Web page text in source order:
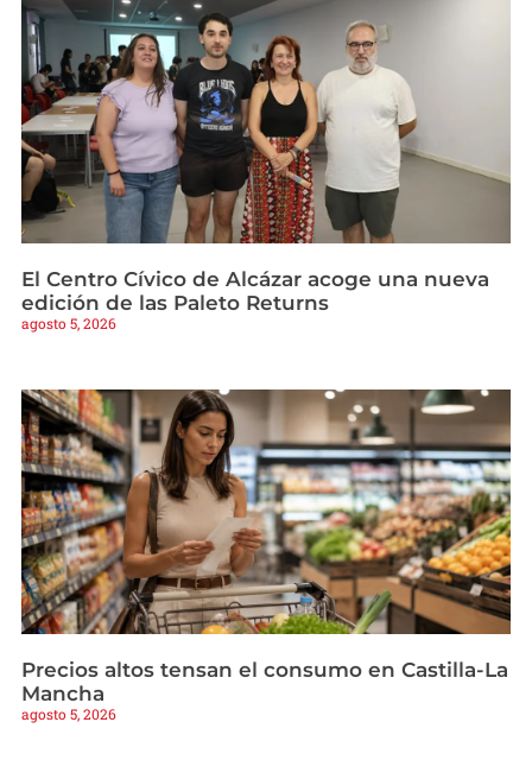
El Centro Cívico de Alcázar acoge una nueva
edición de las Paleto Returns
agosto 5, 2026
Precios altos tensan el consumo en Castilla-La
Mancha
agosto 5, 2026